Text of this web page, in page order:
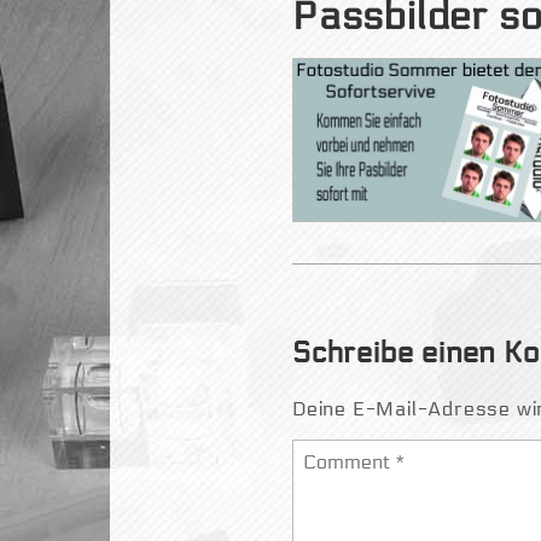
Passbilder
Schreibe einen
Deine E-Mail-Adresse